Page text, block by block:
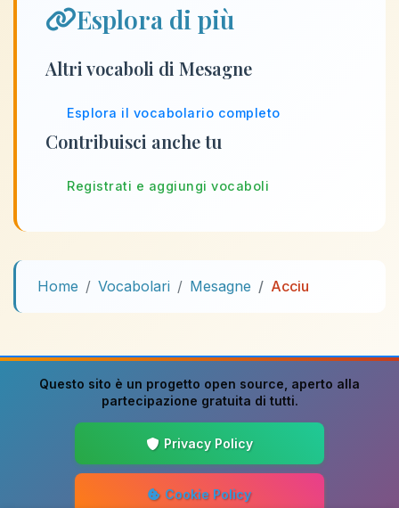
Esplora di più
Altri vocaboli di Mesagne
Esplora il vocabolario completo
Contribuisci anche tu
Registrati e aggiungi vocaboli
Home Vocabolari Mesagne Acciu
Questo sito è un progetto open source , aperto alla
partecipazione gratuita di tutti.
Privacy Policy
Cookie Policy